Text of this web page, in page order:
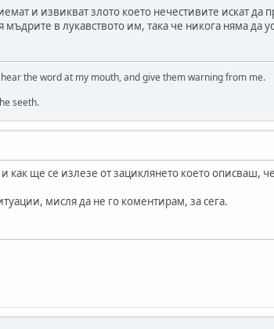
и извикват злото което нечестивите искат да
в лукавството им, така че никога няма да
the word at my mouth, and give them warning from me.
seeth.
ще се излезе от зациклянето което описваш,
мисля да не го коментирам, за сега.